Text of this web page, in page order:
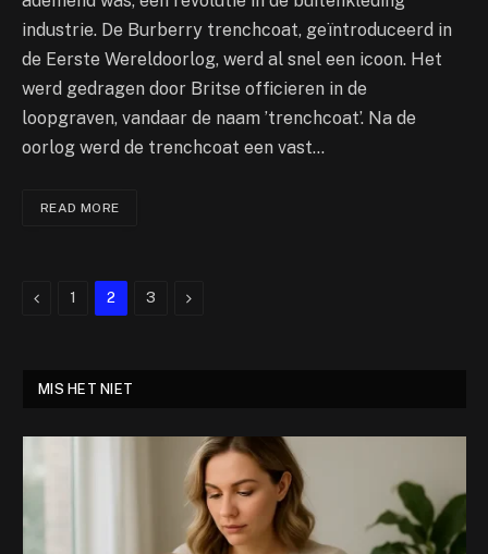
industrie. De Burberry trenchcoat, geïntroduceerd in
de Eerste Wereldoorlog, werd al snel een icoon. Het
werd gedragen door Britse officieren in de
loopgraven, vandaar de naam ’trenchcoat’. Na de
oorlog werd de trenchcoat een vast…
READ MORE
Previous
1 2 3 Next
MIS HET NIET